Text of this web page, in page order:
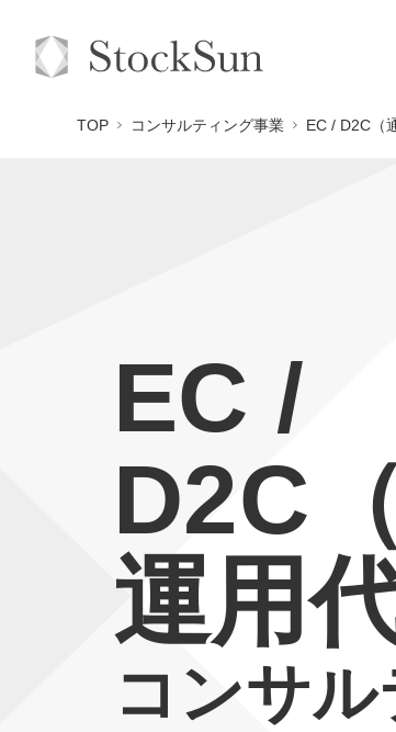
TOP コンサルティング事業 EC / D2C（
EC /
D2C
運用
コンサ